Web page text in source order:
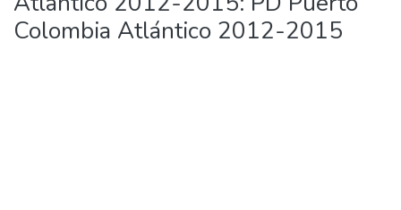
Colombia Atlántico 2012-2015